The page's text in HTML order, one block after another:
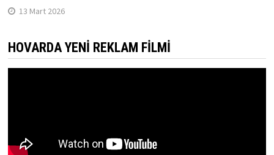
13 Mart 2026
HOVARDA YENI REKLAM FILMI